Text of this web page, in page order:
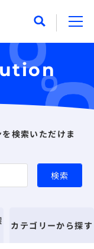
検索いただけま
検索
カテゴリーから探す